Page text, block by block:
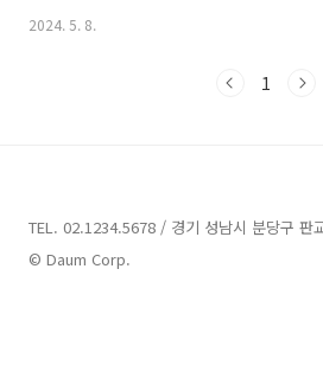
포의 댄스곡으로, 'Gaeko', 'Choiza'가 작사
랑하는 사람은 없다는 메시지를 담았습니다.
2024. 5. 8.
1
TEL. 02.1234.5678 / 경기 성남시 분당구 판
© Daum Corp.